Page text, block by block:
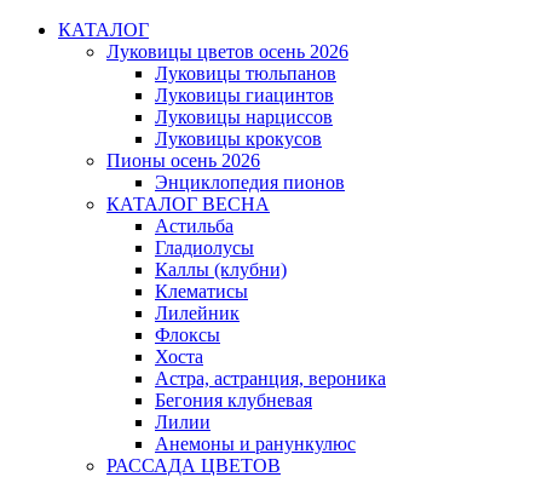
КАТАЛОГ
Луковицы цветов осень 2026
Луковицы тюльпанов
Луковицы гиацинтов
Луковицы нарциссов
Луковицы крокусов
Пионы осень 2026
Энциклопедия пионов
КАТАЛОГ ВЕСНА
Астильба
Гладиолусы
Каллы (клубни)
Клематисы
Лилейник
Флоксы
Хоста
Астра, астранция, вероника
Бегония клубневая
Лилии
Анемоны и ранункулюс
РАССАДА ЦВЕТОВ